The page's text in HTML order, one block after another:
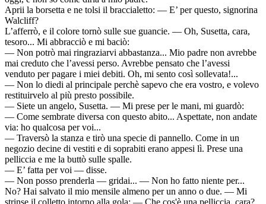
Aprii la borsetta e ne tolsi il braccialetto: — E’ per questo, signorina
Walcliff?
L’afferrò, e il colore tornò sulle sue guancie. — Oh, Susetta, cara,
tesoro... Mi abbracciò e mi baciò:
— Non potrò mai ringraziarvi abbastanza... Mio padre non avrebbe
mai creduto che l’avessi perso. Avrebbe pensato che l’avessi
venduto per pagare i miei debiti. Oh, mi sento così sollevata!...
— Non lo diedi al principale perchè sapevo che era vostro, e volevo
restituirvelo al più presto possibile.
— Siete un angelo, Susetta. — Mi prese per le mani, mi guardò:
— Come sembrate diversa con questo abito... Aspettate, non andate
via: ho qualcosa per voi...
— Traversò la stanza e tirò una specie di pannello. Come in un
negozio decine di vestiti e di soprabiti erano appesi lì. Prese una
pelliccia e me la buttò sulle spalle.
— E’ fatta per voi — disse.
— Non posso prenderla — gridai... — Non ho fatto niente per...
No? Hai salvato il mio mensile almeno per un anno o due. — Mi